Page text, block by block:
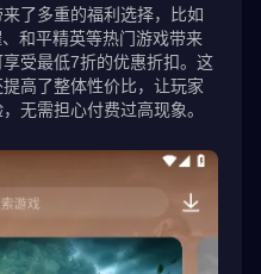
了多重的福利选择，比如
和平精英等热门游戏带来
受最低7折的优惠折扣。这
高了整体性价比，让玩家
无需担心付费过高现象。